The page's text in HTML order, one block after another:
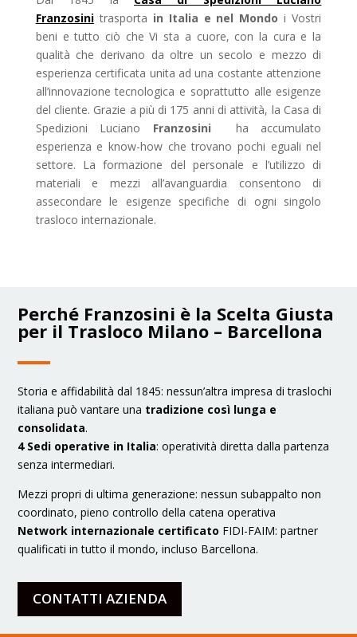
Franzosinitrasporta in Italia e nel Mondo i Vostri
beni e tutto ciò che Vi sta a cuore, con la cura e la
qualità che derivano da oltre un secolo e mezzo di
esperienza certificata unita ad una costante attenzione
all’innovazione tecnologica e soprattutto alle esigenze
del cliente. Grazie a più di 175 anni di attività, la Casa di
Spedizioni Luciano Franzosini
ha accumulato
esperienza e know-how che trovano pochi eguali nel
settore. La formazione del personale e l’utilizzo di
materiali e mezzi all’avanguardia consentono di
assecondare le esigenze specifiche di ogni singolo
trasloco internazionale.
Perché Franzosini è la Scelta Giusta
per il Trasloco Milano – Barcellona
Storia e affidabilità dal 1845: nessun’altra impresa di traslochi
italiana può vantare una tradizione così lunga e
consolidata.
4 Sedi operative in Italia: operatività diretta dalla partenza
senza intermediari.
Mezzi propri di ultima generazione: nessun subappalto non
coordinato, pieno controllo della catena operativa
Network internazionale certificato FIDI-FAIM: partner
qualificati in tutto il mondo, incluso Barcellona.
CONTATTI AZIENDA